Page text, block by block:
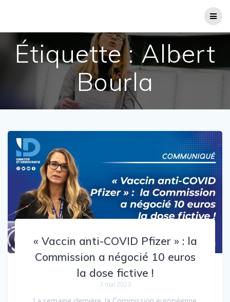
Étiquette :Albert
Bourla
« Vaccin anti-COVID Pfizer » : la
Commission a négocié 10 euros
la dose fictive !
3 mai 2023